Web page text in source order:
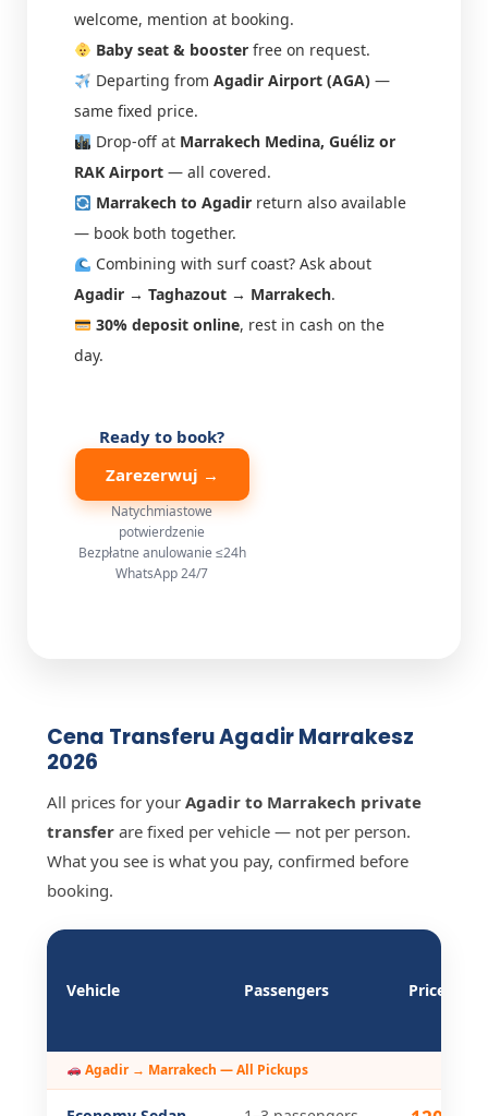
welcome, mention at booking.
Baby seat & boosterfree on request.
Departing from Agadir Airport (AGA)—
same fixed price.
Drop-off at Marrakech Medina, Guéliz or
RAK Airport— all covered.
Marrakech to Agadirreturn also available
— book both together.
Combining with surf coast? Ask about
Agadir → Taghazout → Marrakech.
30% deposit online, rest in cash on the
day.
Ready to book?
Zarezerwuj →
Natychmiastowe
potwierdzenie
Bezpłatne anulowanie ≤24h
WhatsApp 24/7
Cena Transferu Agadir Marrakesz
2026
All prices for your Agadir to Marrakech private
transferare fixed per vehicle — not per person.
What you see is what you pay, confirmed before
booking.
Vehicle Passengers Price
Agadir → Marrakech — All Pickups